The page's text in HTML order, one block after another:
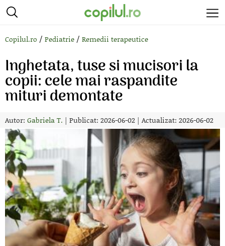
Copilul.ro / Pediatrie / Remedii terapeutice
Inghetata, tuse si mucisori la
copii: cele mai raspandite
mituri demontate
Autor: Gabriela T. | Publicat: 2026-06-02 | Actualizat: 2026-06-02